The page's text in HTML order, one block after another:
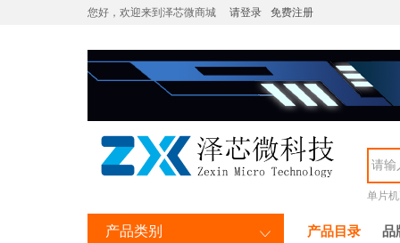
您好，欢迎来到泽芯微商城 请登录 免费注册
单片
产品类别 产品目录 品